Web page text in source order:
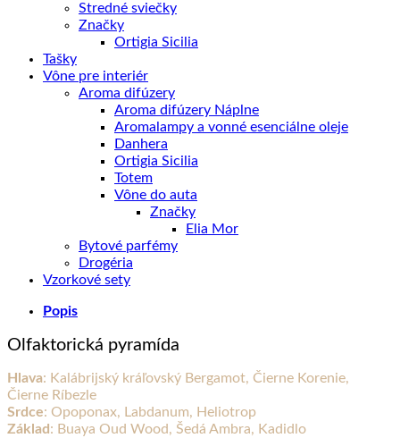
Stredné sviečky
Značky
Ortigia Sicilia
Tašky
Vône pre interiér
Aroma difúzery
Aroma difúzery Náplne
Aromalampy a vonné esenciálne oleje
Danhera
Ortigia Sicilia
Totem
Vône do auta
Značky
Elia Mor
Bytové parfémy
Drogéria
Vzorkové sety
Popis
Olfaktorická pyramída
Hlava: Kalábrijský kráľovský Bergamot, Čierne Korenie,
Čierne Ríbezle
Srdce: Opoponax, Labdanum, Heliotrop
Základ: Buaya Oud Wood, Šedá Ambra, Kadidlo